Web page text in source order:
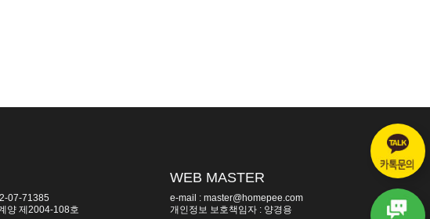
07-71385
양 제2004-108호
WEB MASTER
e-mail : master@homepee.com
개인정보 보호책임자 : 양경용